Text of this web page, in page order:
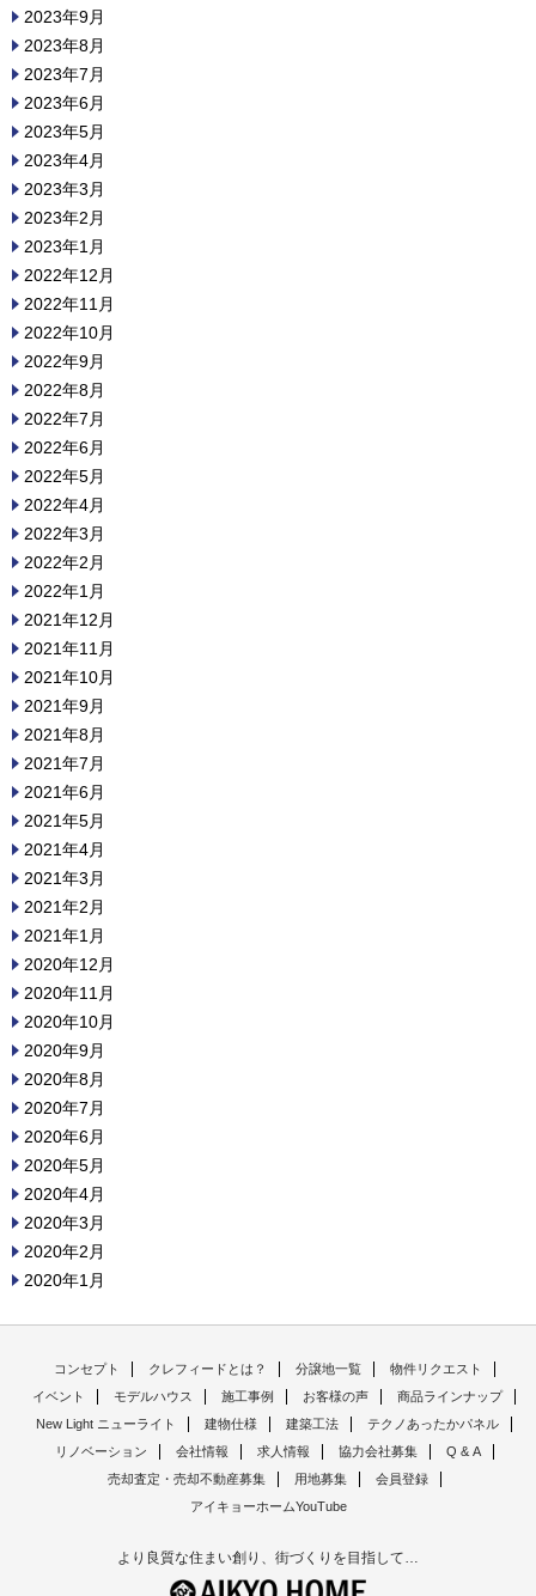
2023年9月
2023年8月
2023年7月
2023年6月
2023年5月
2023年4月
2023年3月
2023年2月
2023年1月
2022年12月
2022年11月
2022年10月
2022年9月
2022年8月
2022年7月
2022年6月
2022年5月
2022年4月
2022年3月
2022年2月
2022年1月
2021年12月
2021年11月
2021年10月
2021年9月
2021年8月
2021年7月
2021年6月
2021年5月
2021年4月
2021年3月
2021年2月
2021年1月
2020年12月
2020年11月
2020年10月
2020年9月
2020年8月
2020年7月
2020年6月
2020年5月
2020年4月
2020年3月
2020年2月
2020年1月
コンセプト クレフィードとは？ 分譲地一覧
物件リクエスト
イベント
モデルハウス 施工事例 お客様の声
商品ラインナップ
New Light ニューライト
建物仕様 建築工法
テクノあったかパネル
リノベーション
会社情報 求人情報 協力会社募集
Q & A
売却査定・売却不動産募集
用地募集
会員登録
アイキョーホームYouTube
より良質な住まい創り、街づくりを目指して…